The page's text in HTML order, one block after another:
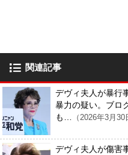
関連記事
デヴィ夫人が暴行
暴力の疑い。ブロ
も… （2026年3月30
デヴィ夫人が傷害